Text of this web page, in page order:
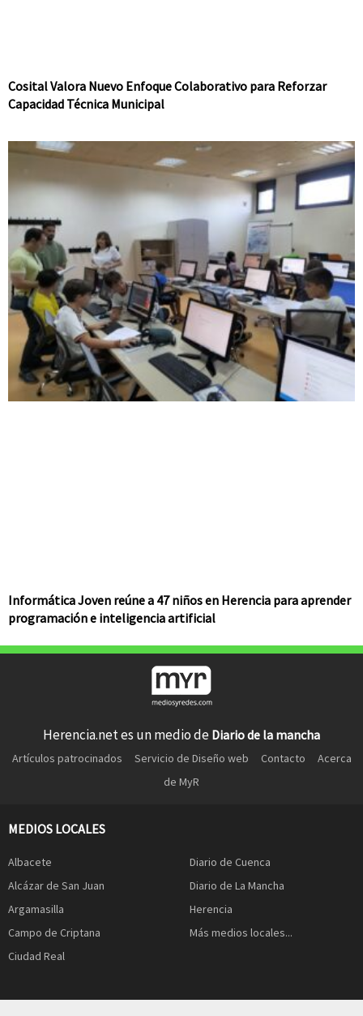
Cosital Valora Nuevo Enfoque Colaborativo para Reforzar
Capacidad Técnica Municipal
Informática Joven reúne a 47 niños en Herencia para aprender
programación e inteligencia artificial
Herencia.net es un medio de Diario de la mancha
Artículos patrocinados Servicio de Diseño web Contacto
Acerca
de MyR
MEDIOS LOCALES
Albacete
Alcázar de San Juan
Argamasilla
Campo de Criptana
Ciudad Real
Diario de Cuenca
Diario de La Mancha
Herencia
Más medios locales...